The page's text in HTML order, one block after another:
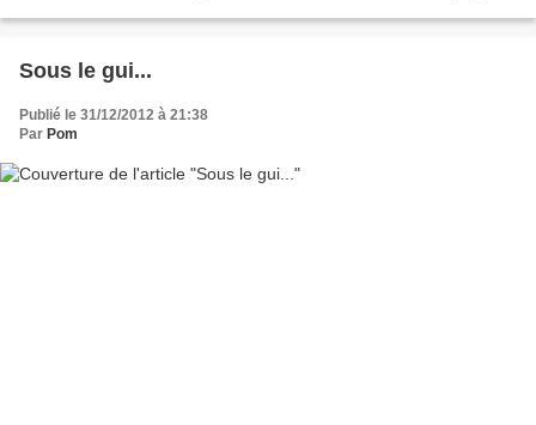
Sous le gui...
Publié le 31/12/2012 à 21:38
Par Pom